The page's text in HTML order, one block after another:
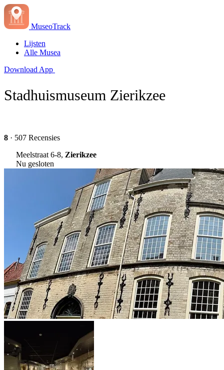
MuseoTrack
Lijsten
Alle Musea
Download App
Stadhuismuseum Zierikzee
8 · 507 Recensies
Meelstraat 6-8, Zierikzee
Nu gesloten